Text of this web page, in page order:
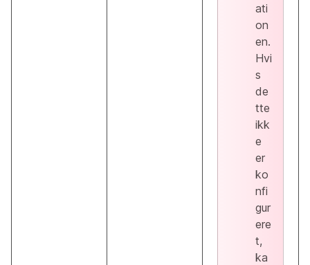
ati
on
en.
Hvi
s
de
tte
ikk
e
er
ko
nfi
gur
ere
t,
ka